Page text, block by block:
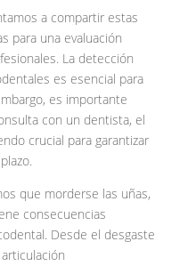
a compartir estas
para una evaluación
La detección
es esencial para
es importante
con un dentista, el
crucial para garantizar
que morderse las uñas,
consecuencias
Desde el desgaste